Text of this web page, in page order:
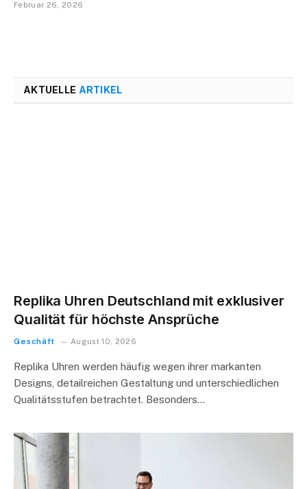
Februar 26, 2026
AKTUELLE ARTIKEL
Replika Uhren Deutschland mit exklusiver
Qualität für höchste Ansprüche
Geschäft August 10, 2026
Replika Uhren werden häufig wegen ihrer markanten
Designs, detailreichen Gestaltung und unterschiedlichen
Qualitätsstufen betrachtet. Besonders…